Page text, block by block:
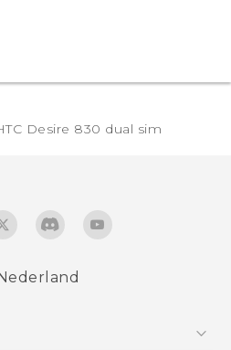
Desire 830 dual sim‎